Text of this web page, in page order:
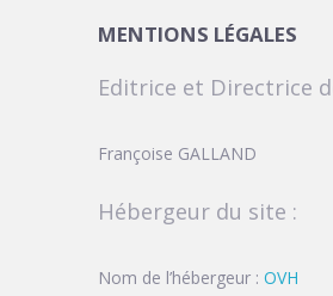
MENTIONS LÉGALES
Editrice et Directrice
Françoise GALLAND
Hébergeur du site :
Nom de l’hébergeur : OVH